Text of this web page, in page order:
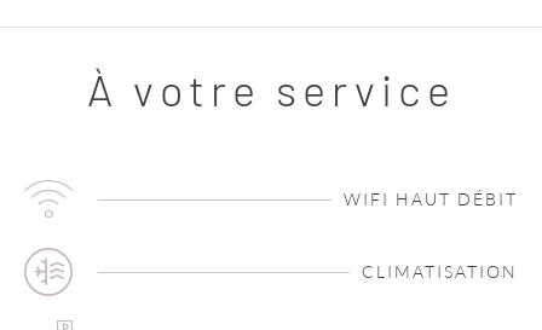
À votre service
WIFI HAUT DÉBIT
CLIMATISATION